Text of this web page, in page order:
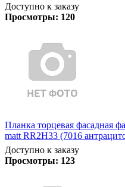
Доступно к заказу
Просмотры: 120
Планка торцевая фасадная
matt RR2H33 (7016
Доступно к заказу
Просмотры: 123